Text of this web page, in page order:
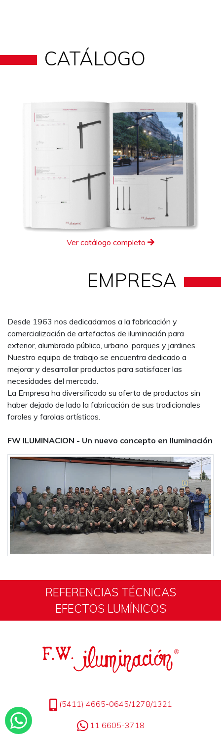
CATÁLOGO
Ver catálogo completo
EMPRESA
Desde 1963 nos dedicadamos a la fabricación y
comercialización de artefactos de iluminación para
exterior, alumbrado público, urbano, parques y jardines.
Nuestro equipo de trabajo se encuentra dedicado a
mejorar y desarrollar productos para satisfacer las
necesidades del mercado.
La Empresa ha diversificado su oferta de productos sin
haber dejado de lado la fabricación de sus tradicionales
faroles y farolas artísticas.
FW ILUMINACION - Un nuevo concepto en Iluminación
REFERENCIAS TÉCNICAS
EFECTOS LUMÍNICOS
(5411) 4665-0645/1278/1321
11 6605-3718